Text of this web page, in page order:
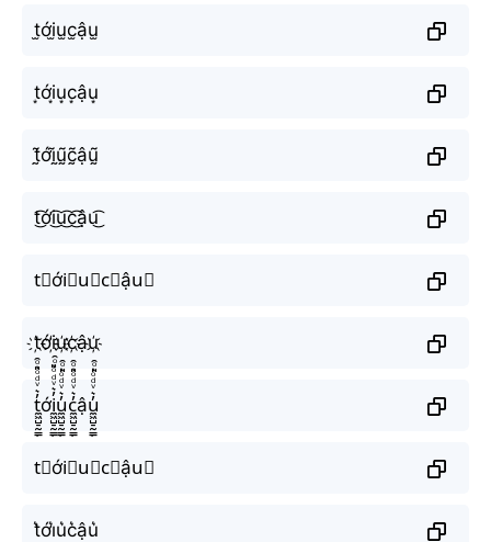
t̫ới̫u̫c̫ậu̫
t͙ới͙u͙c͙ậu͙
t̰̃ớḭ̃ṵ̃c̰̃ậṵ̃
t͜͡ới͜͡u͜͡c͜͡ậu͜͡
t⃟ới⃟u⃟c⃟ậu⃟
t҉ới҉u҉c҉ậu҉
t̼͖̺̠̰͇̙̓͛ͮͩͦ̎ͦ̑ͅới̼͖̺̠̰͇̙̓͛ͮͩͦ̎ͦ̑ͅu̼͖̺̠̰͇̙̓͛ͮͩͦ̎ͦ̑ͅc̼͖̺̠̰͇̙̓͛ͮͩͦ̎ͦ̑ͅậu̼͖̺̠̰͇̙̓͛ͮͩͦ̎ͦ̑ͅ
t⃗ới⃗u⃗c⃗ậu⃗
t͛ới͛u͛c͛ậu͛